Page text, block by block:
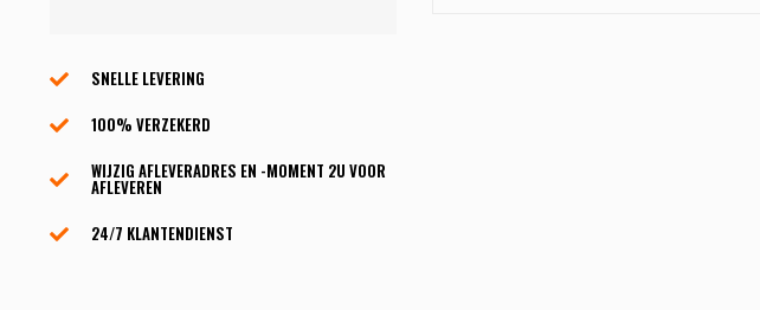
SNELLE LEVERING
100% VERZEKERD
WIJZIG AFLEVERADRES EN -MOMENT 2U VOOR
AFLEVEREN
24/7 KLANTENDIENST